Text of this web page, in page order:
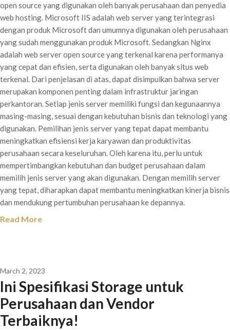
open source yang digunakan oleh banyak perusahaan dan penyedia
web hosting. Microsoft IIS adalah web server yang terintegrasi
dengan produk Microsoft dan umumnya digunakan oleh perusahaan
yang sudah menggunakan produk Microsoft. Sedangkan Nginx
adalah web server open source yang terkenal karena performanya
yang cepat dan efisien, serta digunakan oleh banyak situs web
terkenal. Dari penjelasan di atas, dapat disimpulkan bahwa server
merupakan komponen penting dalam infrastruktur jaringan
perkantoran. Setiap jenis server memiliki fungsi dan kegunaannya
masing-masing, sesuai dengan kebutuhan bisnis dan teknologi yang
digunakan. Pemilihan jenis server yang tepat dapat membantu
meningkatkan efisiensi kerja karyawan dan produktivitas
perusahaan secara keseluruhan. Oleh karena itu, perlu untuk
mempertimbangkan kebutuhan dan budget perusahaan dalam
memilih jenis server yang akan digunakan. Dengan memilih server
yang tepat, diharapkan dapat membantu meningkatkan kinerja bisnis
dan mendukung pertumbuhan perusahaan ke depannya.
Read More
March 2, 2023
Ini Spesifikasi Storage untuk
Perusahaan dan Vendor
Terbaiknya!